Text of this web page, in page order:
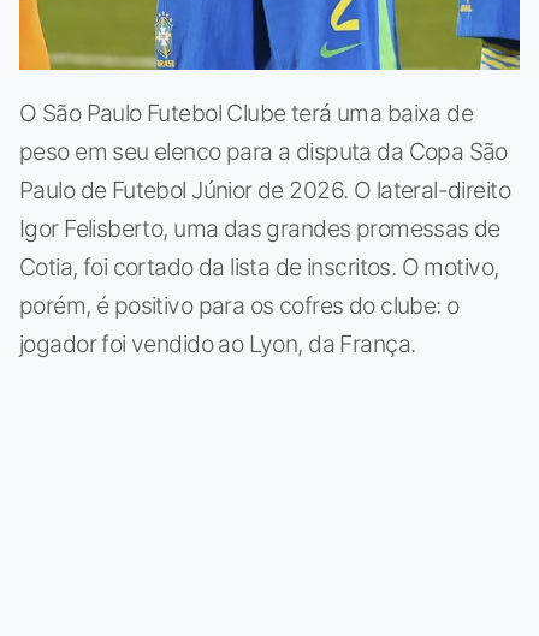
O São Paulo Futebol Clube terá uma baixa de
peso em seu elenco para a disputa da Copa São
Paulo de Futebol Júnior de 2026. O lateral-direito
Igor Felisberto, uma das grandes promessas de
Cotia, foi cortado da lista de inscritos. O motivo,
porém, é positivo para os cofres do clube: o
jogador foi vendido ao Lyon, da França.